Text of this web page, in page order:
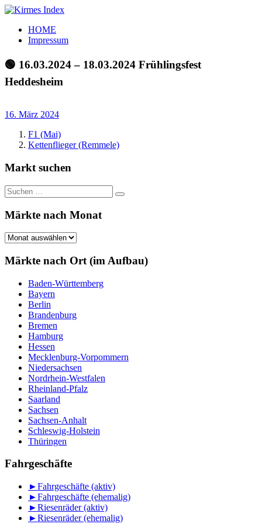
Zum
springen
Kirmes
Index
Tourpläne
der
letzten
Jahre
HOME
Impressum
🟢 16.03.2024 – 18.03.2024 Frühlingsfest
Heddesheim
16. März 2024
F1 (Mai)
Kettenflieger (Remmele)
Markt suchen
Suchen
nach:
Suchen
Märkte nach Monat
Märkte
Monat
Märkte nach Ort (im Aufbau)
Baden-Württemberg
Bayern
Berlin
Brandenburg
Bremen
Hamburg
Hessen
Mecklenburg-Vorpommern
Niedersachsen
Nordrhein-Westfalen
Rheinland-Pfalz
Saarland
Sachsen
Sachsen-Anhalt
Schleswig-Holstein
Thüringen
Fahrgeschäfte
►Fahrgeschäfte (aktiv)
►Fahrgeschäfte (ehemalig)
►Riesenräder (aktiv)
►Riesenräder (ehemalig)